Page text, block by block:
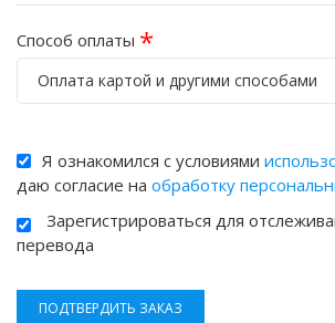
Способ оплаты *
Оплата картой и другими способами
Я ознакомился с условиями
даю согласие на обработку
Зарегистрироваться для
перевода
ПОДТВЕРДИТЬ ЗАКАЗ